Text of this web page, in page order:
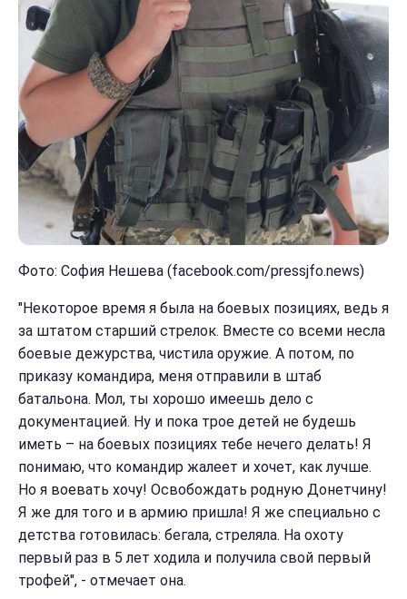
Фото: София Нешева (facebook.com/pressjfo.news)
"Некоторое время я была на боевых позициях, ведь я
за штатом старший стрелок. Вместе со всеми несла
боевые дежурства, чистила оружие. А потом, по
приказу командира, меня отправили в штаб
батальона. Мол, ты хорошо имеешь дело с
документацией. Ну и пока трое детей не будешь
иметь – на боевых позициях тебе нечего делать! Я
понимаю, что командир жалеет и хочет, как лучше.
Но я воевать хочу! Освобождать родную Донетчину!
Я же для того и в армию пришла! Я же специально с
детства готовилась: бегала, стреляла. На охоту
первый раз в 5 лет ходила и получила свой первый
трофей", - отмечает она.